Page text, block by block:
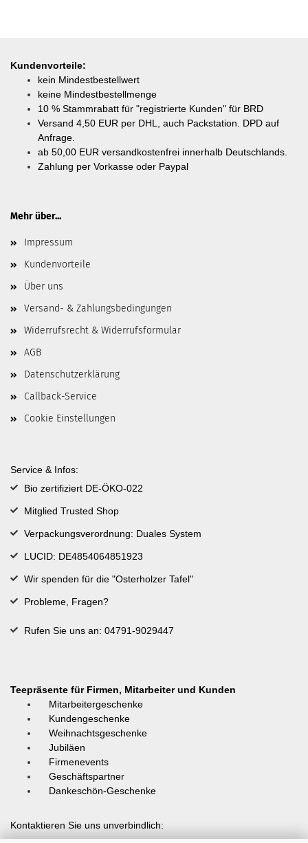
Kundenvorteile:
kein Mindestbestellwert
keine Mindestbestellmenge
10 % Stammrabatt für "registrierte Kunden" für BRD
Versand 4,50 EUR per DHL, auch Packstation. DPD auf
Anfrage.
ab 50,00 EUR versandkostenfrei innerhalb Deutschlands.
Zahlung per Vorkasse oder Paypal
Mehr über...
Impressum
Kundenvorteile
Über uns
Versand- & Zahlungsbedingungen
Widerrufsrecht & Widerrufsformular
AGB
Datenschutzerklärung
Callback-Service
Cookie Einstellungen
Service & Infos:
Bio zertifiziert DE-ÖKO-022
Mitglied Trusted Shop
Verpackungsverordnung: Duales System
LUCID: DE4854064851923
Wir spenden für die "Osterholzer Tafel"
Probleme, Fragen?
Rufen Sie uns an: 04791-9029447
Teepräsente für Firmen, Mitarbeiter und Kunden
Mitarbeitergeschenke
Kundengeschenke
Weihnachtsgeschenke
Jubiläen
Firmenevents
Geschäftspartner
Dankeschön-Geschenke
Kontaktieren Sie uns unverbindlich: